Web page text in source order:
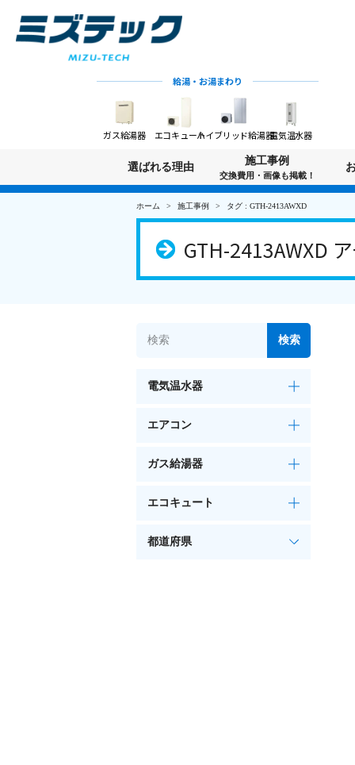
給湯・お湯まわり
ガス給湯器 エコキュートハイブリッド給湯器電気温水器
選ばれる理由
施工事例
交換費用・画像も掲載！
ホーム 施工事例 タグ : GTH-2413AWXD
GTH-2413AWXD
電気温水器
エアコン
ガス給湯器
エコキュート